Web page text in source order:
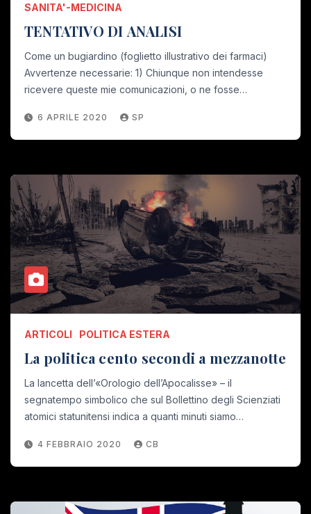
SANITA'-MEDICINA
TENTATIVO DI ANALISI
Come un bugiardino (foglietto illustrativo dei farmaci)
Avvertenze necessarie: 1) Chiunque non intendesse
ricevere queste mie comunicazioni, o ne fosse…
6 APRILE 2020 SP
ARTICOLI POLITICA ESTERA
La politica cento secondi a mezzanotte
La lancetta dell’«Orologio dell’Apocalisse» – il
segnatempo simbolico che sul Bollettino degli Scienziati
atomici statunitensi indica a quanti minuti siamo…
4 FEBBRAIO 2020 CB